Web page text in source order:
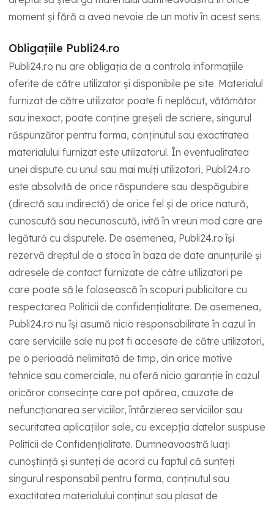
moment și fără a avea nevoie de un motiv în acest sens.
Obligațiile Publi24.ro
Publi24.ro nu are obligația de a controla informațiile
oferite de către utilizator și disponibile pe site. Materialul
furnizat de către utilizator poate fi neplăcut, vătămător
sau inexact, poate conține greșeli de scriere, singurul
răspunzător pentru forma, conținutul sau exactitatea
materialului furnizat este utilizatorul. În eventualitatea
unei dispute cu unul sau mai mulți utilizatori, Publi24.ro
este absolvită de orice răspundere sau despăgubire
(directă sau indirectă) de orice fel și de orice natură,
cunoscută sau necunoscută, ivită în vreun mod care are
legătură cu disputele. De asemenea, Publi24.ro își
rezervă dreptul de a stoca în baza de date anunțurile și
adresele de contact furnizate de către utilizatori pe
care poate să le folosească în scopuri publicitare cu
respectarea Politicii de confidențialitate. De asemenea,
Publi24.ro nu își asumă nicio responsabilitate în cazul în
care serviciile sale nu pot fi accesate de către utilizatori,
pe o perioadă nelimitată de timp, din orice motive
tehnice sau comerciale, nu oferă nicio garanție în cazul
oricăror consecințe care pot apărea, cauzate de
nefuncționarea serviciilor, întârzierea serviciilor sau
securitatea aplicațiilor sale, cu excepția datelor suspuse
Politicii de Confidențialitate. Dumneavoastră luați
cunoștiință și sunteți de acord cu faptul că sunteți
singurul responsabil pentru forma, conținutul sau
exactitatea materialului conținut sau plasat de